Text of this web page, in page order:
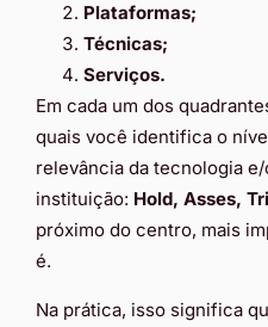
Plataformas;
Técnicas;
Serviços.
Em cada um dos
quais você identifica o
relevância da tecnologia
instituição: Hold, Asses,
próximo do centro, mais
é.
Na prática, isso significa